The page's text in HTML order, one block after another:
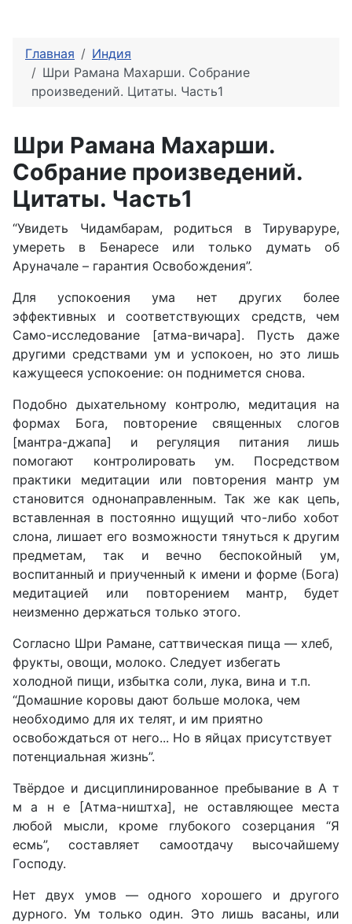
Главная
Индия
Шри Рамана Махарши. Собрание
произведений. Цитаты. Часть1
Шри Рамана Махарши.
Собрание произведений.
Цитаты. Часть1
“Увидеть Чидамбарам, родиться в Тируваруре,
умереть в Бенаресе или только думать об
Аруначале – гарантия Освобождения”.
Для успокоения ума нет других более
эффективных и соответствующих средств, чем
Само-исследование [атма-вичара]. Пусть даже
другими средствами ум и успокоен, но это лишь
кажущееся успокоение: он поднимется снова.
Подобно дыхательному контролю, медитация на
формах Бога, повторение священных слогов
[мантра-джапа] и регуляция питания лишь
помогают контролировать ум. Посредством
практики медитации или повторения мантр ум
становится однонаправленным. Так же как цепь,
вставленная в постоянно ищущий что-либо хобот
слона, лишает его возможности тянуться к другим
предметам, так и вечно беспокойный ум,
воспитанный и приученный к имени и форме (Бога)
медитацией или повторением мантр, будет
неизменно держаться только этого.
Согласно Шри Рамане, саттвическая пища — хлеб,
фрукты, овощи, молоко. Следует избегать
холодной пищи, избытка соли, лука, вина и т.п.
“Домашние коровы дают больше молока, чем
необходимо для их телят, и им приятно
освобождаться от него... Но в яйцах присутствует
потенциальная жизнь”.
Твёрдое и дисциплинированное пребывание в А т
м а н е [Атма-ништха], не оставляющее места
любой мысли, кроме глубокого созерцания “Я
есмь”, составляет самоотдачу высочайшему
Господу.
Нет двух умов — одного хорошего и другого
дурного. Ум только один. Это лишь васаны, или